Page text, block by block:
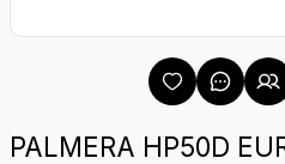
PALMERA HP50D